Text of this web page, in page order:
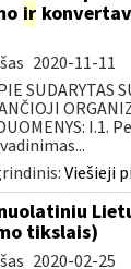
ir
2020-11-11
SUDARYTAS
I.1.
Viešieji
tikslais)
2020-02-25